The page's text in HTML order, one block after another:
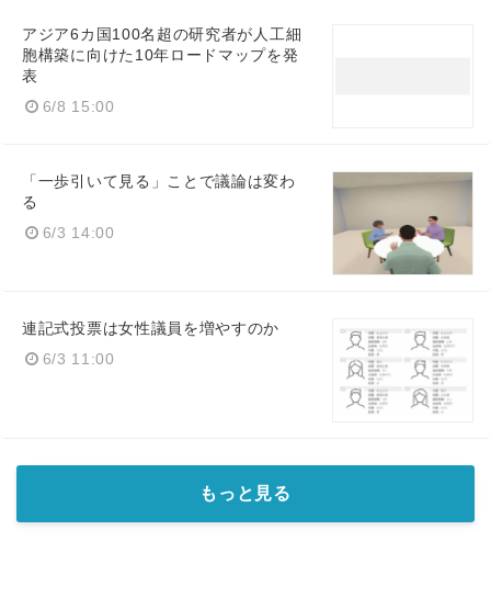
アジア6カ国100名超の研究者が人工細
胞構築に向けた10年ロードマップを発
表
6/8 15:00
「一歩引いて見る」ことで議論は変わ
る
6/3 14:00
連記式投票は女性議員を増やすのか
6/3 11:00
もっと見る